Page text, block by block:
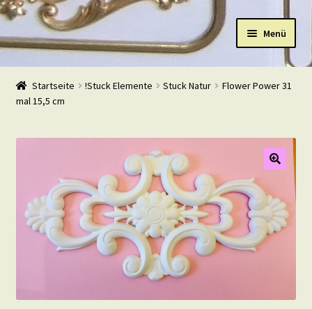
Navigation
Zum
Inhalt
Menü
Start
Shop
Warenkorb
Mein Konto
Kasse
Beispiele
Startseite !Stuck Elemente Stuck Natur
Flower Power 31
mal 15,5 cm